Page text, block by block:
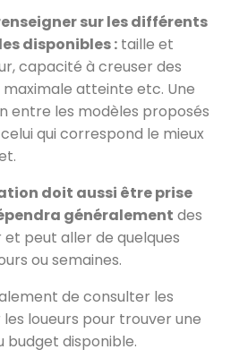
sur les différents
disponibles : taille et
capacité à creuser des
atteinte etc. Une
entre les modèles proposés
qui correspond le mieux
doit aussi être prise
généralement des
peut aller de quelques
ou semaines.
de consulter les
loueurs pour trouver une
budget disponible.